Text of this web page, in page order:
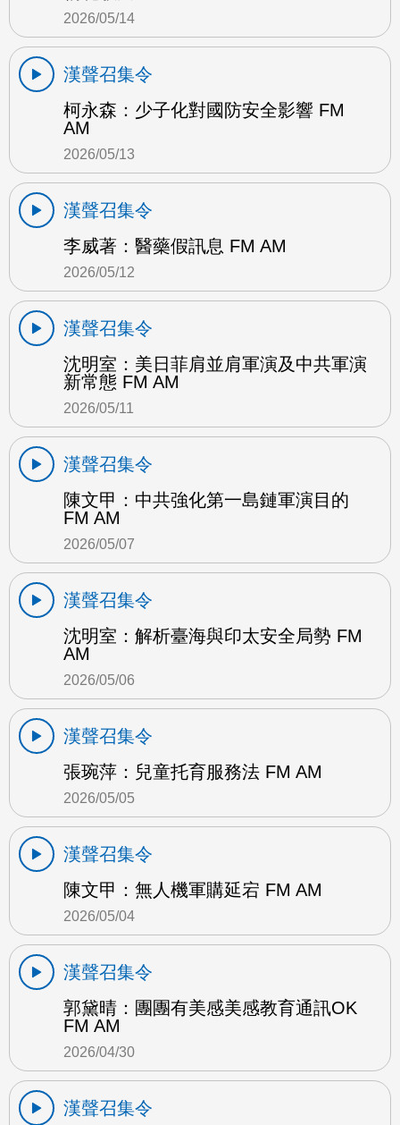
2026/05/14
漢聲召集令
柯永森：少子化對國防安全影響 FM
AM
2026/05/13
漢聲召集令
李威著：醫藥假訊息 FM AM
2026/05/12
漢聲召集令
沈明室：美日菲肩並肩軍演及中共軍演
新常態 FM AM
2026/05/11
漢聲召集令
陳文甲：中共強化第一島鏈軍演目的
FM AM
2026/05/07
漢聲召集令
沈明室：解析臺海與印太安全局勢 FM
AM
2026/05/06
漢聲召集令
張琬萍：兒童托育服務法 FM AM
2026/05/05
漢聲召集令
陳文甲：無人機軍購延宕 FM AM
2026/05/04
漢聲召集令
郭黛晴：團團有美感美感教育通訊OK
FM AM
2026/04/30
漢聲召集令